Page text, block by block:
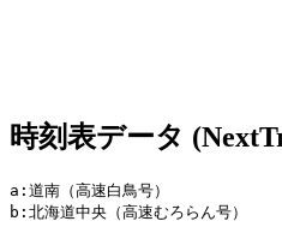
時刻表データ
a:道南（高速白鳥号）
b:北海道中央（高速むろらん号）